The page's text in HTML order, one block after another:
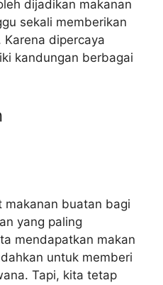
dijadikan makanan
sekali memberikan
dipercaya
kandungan berbagai
makanan buatan bagi
yang paling
mendapatkan makan
untuk memberi
Tapi, kita tetap